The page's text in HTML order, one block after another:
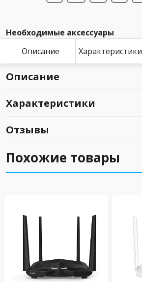
Необходимые аксессуары
Описание
Характеристики
Описание
Характеристики
Отзывы
Похожие товары